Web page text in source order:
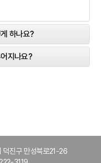
하나요?
지나요?
진구 만성북로21-26